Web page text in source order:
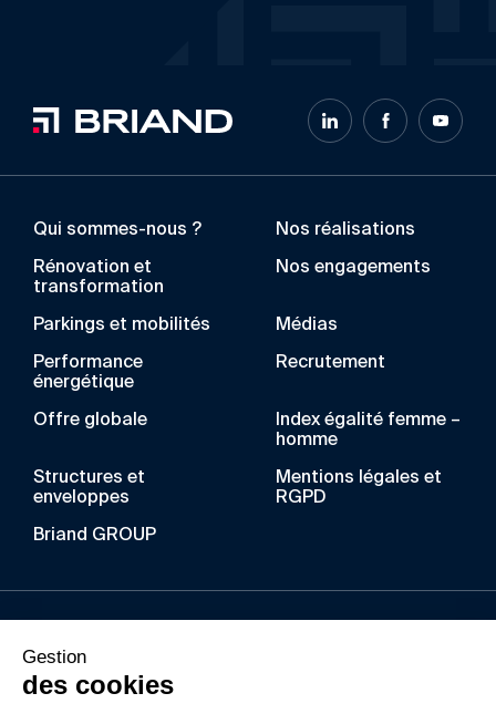
Au fil des années, BRIAND a acquis un savoir-faire
unique dans les métiers de la construction
Qui sommes-nous ? Nos réalisations
Rénovation et
transformation
Nos engagements
Parkings et mobilités Médias
Performance
énergétique
Recrutement
Offre globale
Index égalité femme –
homme
Structures et
enveloppes
Mentions légales et
RGPD
Briand GROUP
Gestion
des cookies